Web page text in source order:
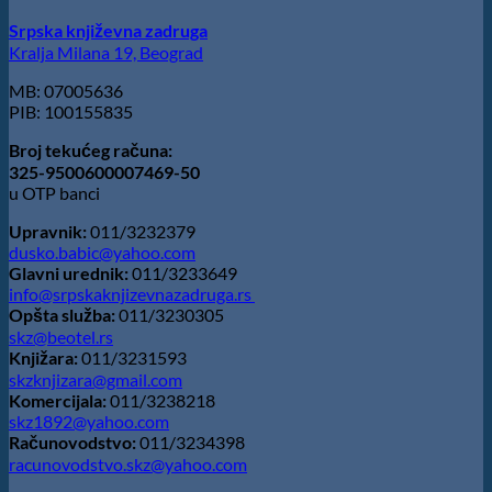
Srpska književna zadruga
Kralja Milana 19, Beograd
MB: 07005636
PIB: 100155835
Broj tekućeg računa:
325-9500600007469-50
u OTP banci
Upravnik:011/3232379
dusko.babic@yahoo.com
Glavni urednik:011/3233649
info@srpskaknjizevnazadruga.rs
Opšta služba:011/3230305
skz@beotel.rs
Knjižara:011/3231593
skzknjizara@gmail.com
Komercijala:011/3238218
skz1892@yahoo.com
Računovodstvo:011/3234398
racunovodstvo.skz@yahoo.com